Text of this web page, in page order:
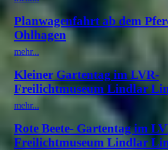
Planwagenfahrt ab dem
Ohlhagen
mehr...
Kleiner Gartentag im LVR-
Freilichtmuseum Lindlar
mehr...
Rote Beete- Gartentag im
Freilichtmuseum Lindlar